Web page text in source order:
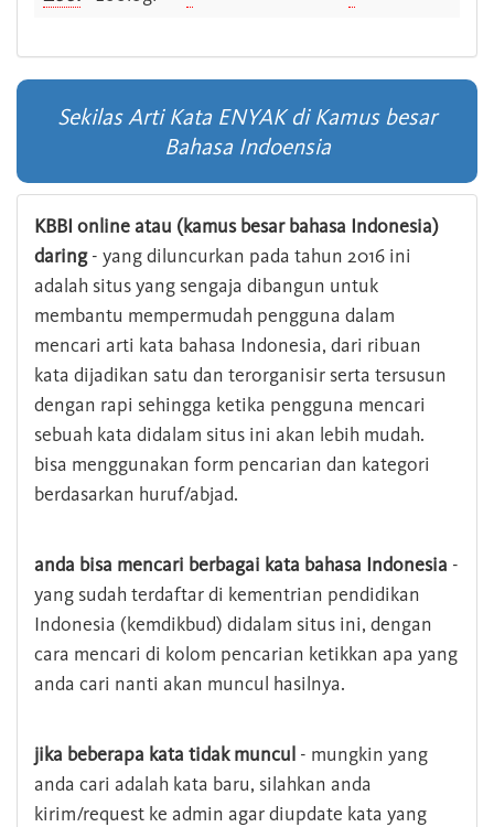
Sekilas Arti Kata ENYAK di Kamus besar
Bahasa Indoensia
KBBI online atau (kamus besar bahasa Indonesia)
daring- yang diluncurkan pada tahun 2016 ini
adalah situs yang sengaja dibangun untuk
membantu mempermudah pengguna dalam
mencari arti kata bahasa Indonesia, dari ribuan
kata dijadikan satu dan terorganisir serta tersusun
dengan rapi sehingga ketika pengguna mencari
sebuah kata didalam situs ini akan lebih mudah.
bisa menggunakan form pencarian dan kategori
berdasarkan huruf/abjad.
anda bisa mencari berbagai kata bahasa Indonesia -
yang sudah terdaftar di kementrian pendidikan
Indonesia (kemdikbud) didalam situs ini, dengan
cara mencari di kolom pencarian ketikkan apa yang
anda cari nanti akan muncul hasilnya.
jika beberapa kata tidak muncul - mungkin yang
anda cari adalah kata baru, silahkan anda
kirim/request ke admin agar diupdate kata yang